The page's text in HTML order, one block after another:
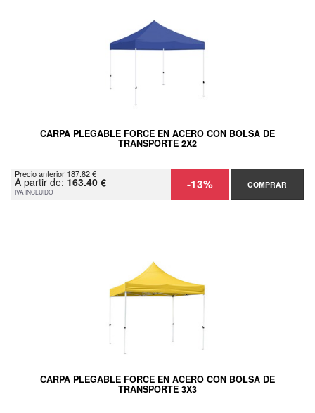
CARPA PLEGABLE FORCE EN ACERO CON BOLSA DE
TRANSPORTE 2X2
Precio anterior 187.82 €
A partir de: 163.40 €
IVA INCLUIDO -13% COMPRAR
CARPA PLEGABLE FORCE EN ACERO CON BOLSA DE
TRANSPORTE 3X3